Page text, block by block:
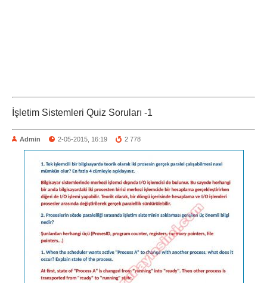
İşletim Sistemleri Quiz Soruları -1
Admin 2-05-2015, 16:19 2 778